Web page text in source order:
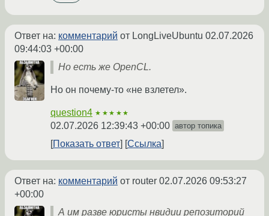
Ответ на: комментарий от LongLiveUbuntu 02.07.2026
09:44:03 +00:00
Но есть же OpenCL.
Но он почему-то «не взлетел».
question4 ★★★★★
02.07.2026 12:39:43 +00:00 автор топика
Показать ответ Ссылка
Ответ на: комментарий от router 02.07.2026 09:53:27
+00:00
А им разве юристы нвидии репозиторий